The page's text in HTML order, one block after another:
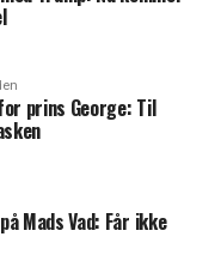
prins George: Til
Mads Vad: Får ikke